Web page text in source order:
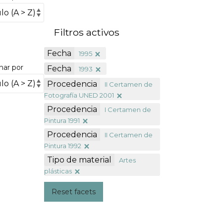
por
Filtros activos
Fecha 1995
Fecha 1993
Procedencia
II Certamen de
Fotografía UNED 2001
Procedencia
I Certamen de
Pintura 1991
Procedencia
II Certamen de
Pintura 1992
Tipo de material
Artes
plásticas
Reset facets